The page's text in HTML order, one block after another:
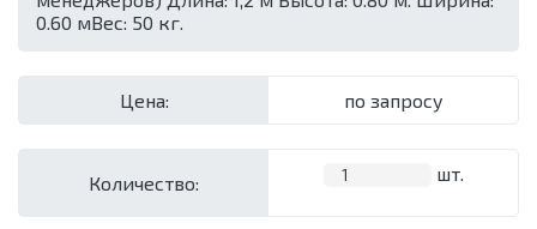
0.60 м​ Вес: 50 кг.
Цена: по запросу
Количество: шт.